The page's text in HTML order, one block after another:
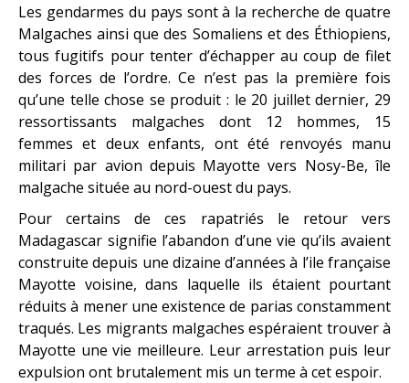
Les gendarmes du pays sont à la recherche de quatre
Malgaches ainsi que des Somaliens et des Éthiopiens,
tous fugitifs pour tenter d’échapper au coup de filet
des forces de l’ordre. Ce n’est pas la première fois
qu’une telle chose se produit : le 20 juillet dernier, 29
ressortissants malgaches dont 12 hommes, 15
femmes et deux enfants, ont été renvoyés manu
militari par avion depuis Mayotte vers Nosy-Be, île
malgache située au nord-ouest du pays.
Pour certains de ces rapatriés le retour vers
Madagascar signifie l’abandon d’une vie qu’ils avaient
construite depuis une dizaine d’années à l’ile française
Mayotte voisine, dans laquelle ils étaient pourtant
réduits à mener une existence de parias constamment
traqués. Les migrants malgaches espéraient trouver à
Mayotte une vie meilleure. Leur arrestation puis leur
expulsion ont brutalement mis un terme à cet espoir.